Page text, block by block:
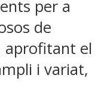
per a
de
aprofitant el
i variat,